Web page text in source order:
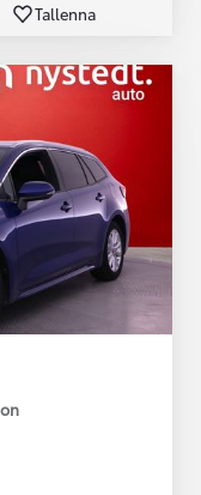
Tallenna